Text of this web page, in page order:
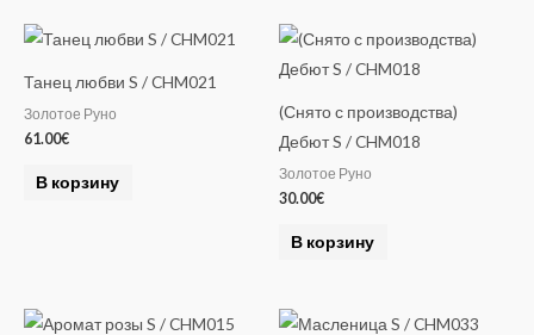
Танец любви S / CHM021
Золотое Руно
61.00€
В корзину
(Снято с производства)
Дебют S / CHM018
Золотое Руно
30.00€
В корзину